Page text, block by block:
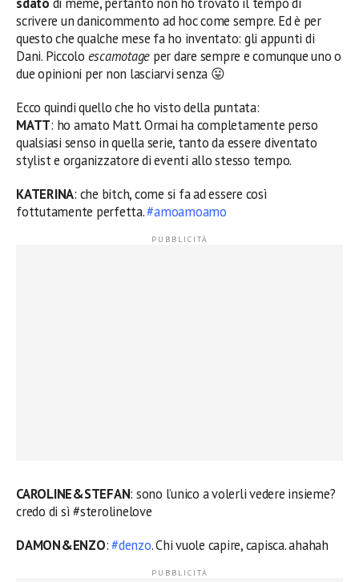
scrivere un danicommento ad hoc come sempre. Ed è per
questo che qualche mese fa ho inventato: gli appunti di
Dani. Piccolo escamotage per dare sempre e comunque uno o
due opinioni per non lasciarvi senza 😛
Ecco quindi quello che ho visto della puntata:
MATT: ho amato Matt. Ormai ha completamente perso
qualsiasi senso in quella serie, tanto da essere diventato
stylist e organizzatore di eventi allo stesso tempo.
KATERINA: che bitch, come si fa ad essere così
fottutamente perfetta.#amoamoamo
CAROLINE&STEFAN: sono l’unico a volerli vedere insieme?
credo di sì #sterolinelove
DAMON&ENZO:#denzo. Chi vuole capire, capisca. ahahah